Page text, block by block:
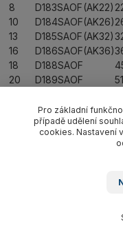
8
10
13
16
18
20
D183SAOF
D184SAOF
D185SAOF
D186SAOF
D188SAOF
D189SAOF
(AK22)
(AK26)
(AK32)
(AK36)
51
Zboží zařazeno v
Příslušenství/
Pro základní
případě udělení
cookies. Nastavení